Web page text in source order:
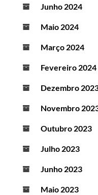
Junho 2024
Maio 2024
Março 2024
Fevereiro 2024
Dezembro
Novembro
Outubro 2023
Julho 2023
Junho 2023
Maio 2023